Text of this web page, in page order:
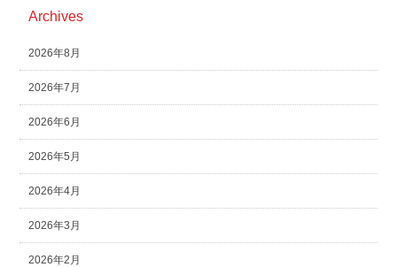
Archives
2026年8月
2026年7月
2026年6月
2026年5月
2026年4月
2026年3月
2026年2月